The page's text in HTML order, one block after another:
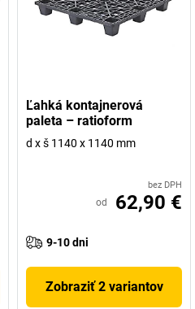
Ľahká kontajnerová
paleta – ratioform
d x š 1140 x 1140 mm
bez DPH
od 62,90 €
9-10 dni
Zobraziť 2 variantov